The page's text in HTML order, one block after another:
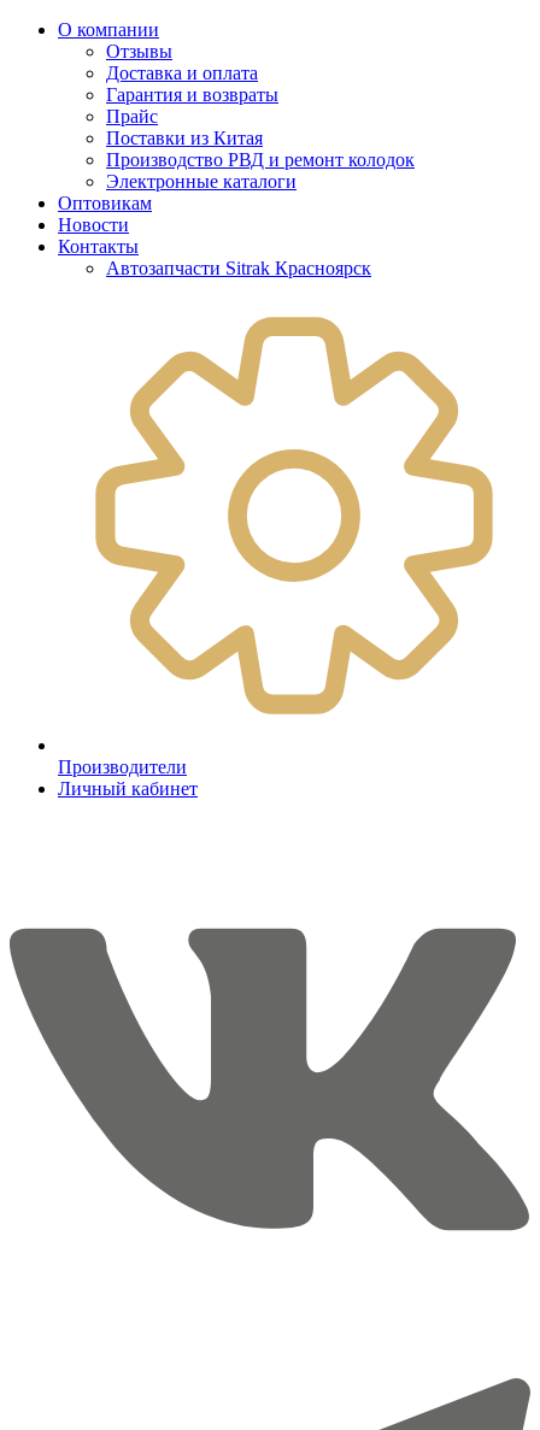
О компании
Отзывы
Доставка и оплата
Гарантия и возвраты
Прайс
Поставки из Китая
Производство РВД и ремонт колодок
Электронные каталоги
Оптовикам
Новости
Контакты
Автозапчасти Sitrak Красноярск
Производители
Личный кабинет